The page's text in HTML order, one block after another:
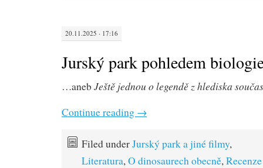
20.11.2025 · 17:16
Jurský park pohledem
…aneb Ještě jednou o legendě z hlediska
Continue reading →
Filed underJurský park a jiné filmy,
Literatura, O dinosaurech obecně,